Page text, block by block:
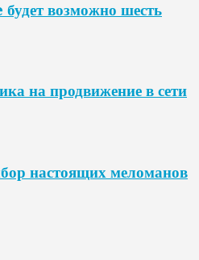
возможно шесть
на продвижение в сети
настоящих меломанов